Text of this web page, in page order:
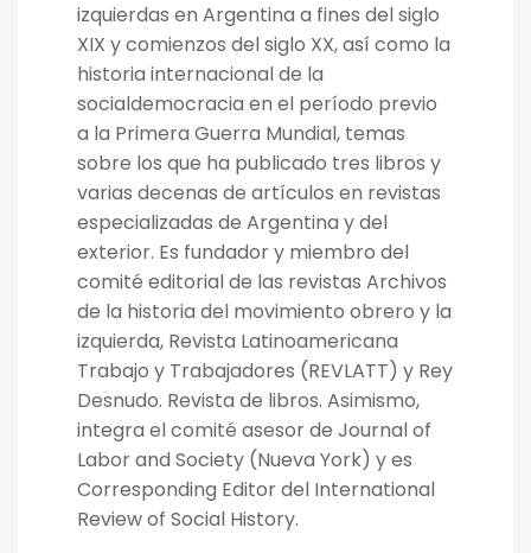
izquierdas en Argentina a fines del siglo
XIX y comienzos del siglo XX, así como la
historia internacional de la
socialdemocracia en el período previo
a la Primera Guerra Mundial, temas
sobre los que ha publicado tres libros y
varias decenas de artículos en revistas
especializadas de Argentina y del
exterior. Es fundador y miembro del
comité editorial de las revistas Archivos
de la historia del movimiento obrero y la
izquierda, Revista Latinoamericana
Trabajo y Trabajadores (REVLATT) y Rey
Desnudo. Revista de libros. Asimismo,
integra el comité asesor de Journal of
Labor and Society (Nueva York) y es
Corresponding Editor del International
Review of Social History.